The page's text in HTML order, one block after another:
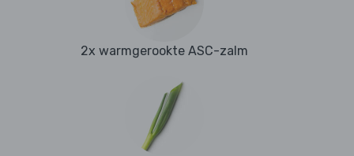
2x warmgerookte ASC-zalm